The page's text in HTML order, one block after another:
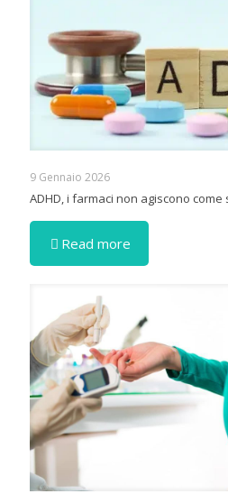
9 Gennaio 2026
ADHD, i farmaci non agiscono
Read more